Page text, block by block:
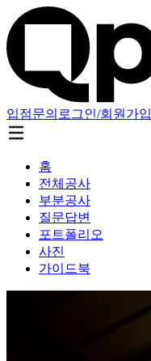
입점문의 로그인/회원가입
홈
전체공사
부분공사
질문답변
포트폴리오
사진
가이드북